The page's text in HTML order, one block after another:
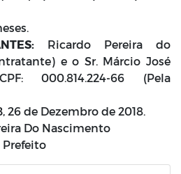
Ricardo Pereira do
e o Sr. Márcio José
000.814.224-66 (Pela
26 de Dezembro de 2018.
Do Nascimento
Prefeito